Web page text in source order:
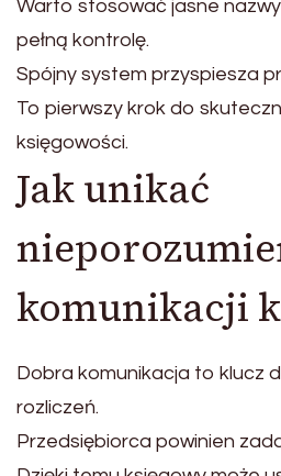
Warto stosować jasne
pełną kontrolę.
Spójny system przyspiesza
To pierwszy krok do
księgowości.
Jak unikać
komunikacji
Dobra komunikacja to klucz
rozliczeń.
Przedsiębiorca powinien